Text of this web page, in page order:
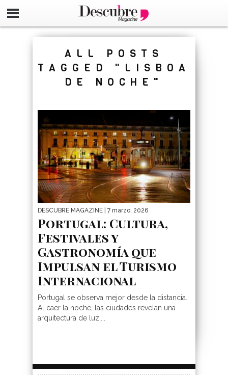
google-site-
ALL POSTS
TAGGED "LISBOA
DE NOCHE"
DESCUBRE MAGAZINE | 7 marzo, 2026
Portugal: Cultura,
Festivales y
Gastronomía que
Impulsan el Turismo
Internacional
Portugal se observa mejor desde la distancia.
Al caer la noche, las ciudades revelan una
arquitectura de luz,...